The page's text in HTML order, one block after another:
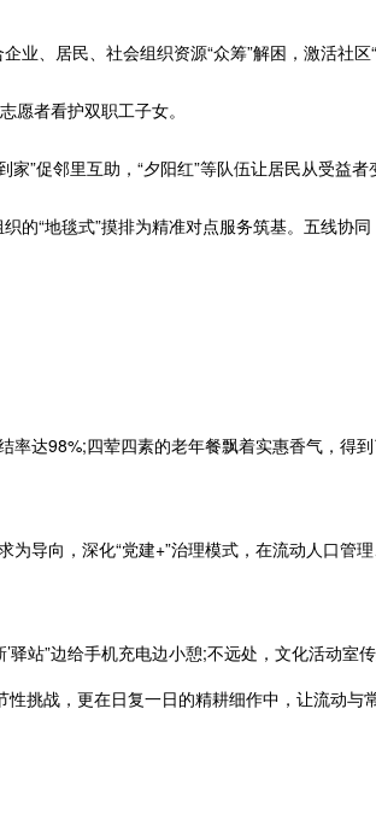
、居民、社会组织资源“众筹”解困，激活社区“
者看护双职工子女。
促邻里互助，“夕阳红”等队伍让居民从受益者
“地毯式”摸排为精准对点服务筑基。五线协同
达98%;四荤四素的老年餐飘着实惠香气，得
导向，深化“党建+”治理模式，在流动人口管
站”边给手机充电边小憩;不远处，文化活动室
挑战，更在日复一日的精耕细作中，让流动与